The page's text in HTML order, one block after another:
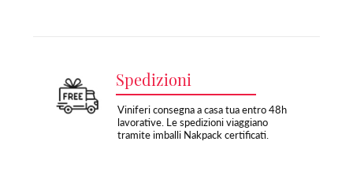
Spedizioni
Viniferi consegna a casa tua entro 48h
lavorative. Le spedizioni viaggiano
tramite imballi Nakpack certificati.